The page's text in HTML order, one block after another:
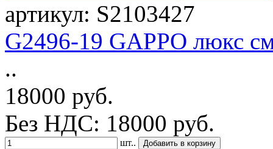
артикул: S2103427
G2496-19 GAPPO люкс
..
18000 руб.
Без НДС: 18000 руб.
шт..